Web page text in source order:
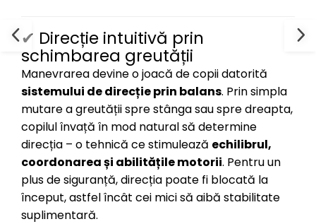
✔ Direcție intuitivă prin
schimbarea greutății
Manevrarea devine o joacă de copii datorită
sistemului de direcție prin balans. Prin simpla
mutare a greutății spre stânga sau spre dreapta,
copilul învață în mod natural să determine
direcția – o tehnică ce stimulează echilibrul,
coordonarea și abilitățile motorii. Pentru un
plus de siguranță, direcția poate fi blocată la
început, astfel încât cei mici să aibă stabilitate
suplimentară.